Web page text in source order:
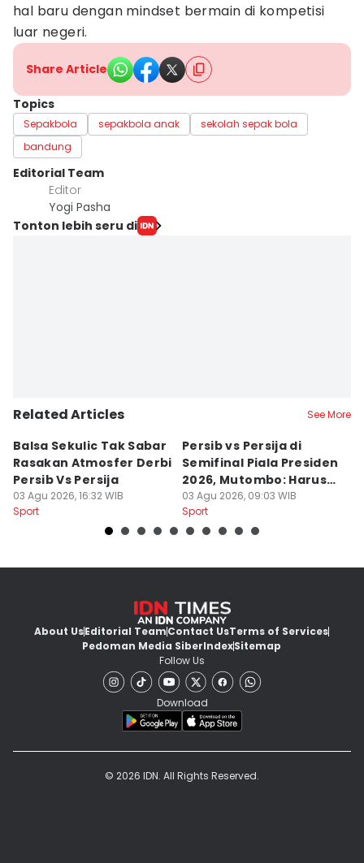
hal baru dengan mindset bermain di kompetisi
luar negeri.
Share Article
Topics
Sepakbola sepakbola anak
sekolah sepak bola
bandung
Editorial Team
Editor
Yogi Pasha
Tonton lebih seru di
Related Articles See More
Balsa Sekulic Tak Sabar
Rasakan Atmosfer Derbi
Persib Vs Persija
03 Agu 2026, 16:32 WIB
Sport
Persib vs Persija di
Semifinal Piala Presiden
2026, Mutombo: Harus
Menang
03 Agu 2026, 09:03 WIB
Sport
About UsEditorial TeamContact UsTerms of Services
Pedoman Media SiberIndexSitemap
Follow Us
Download
© 2026 IDN. All Rights Reserved.